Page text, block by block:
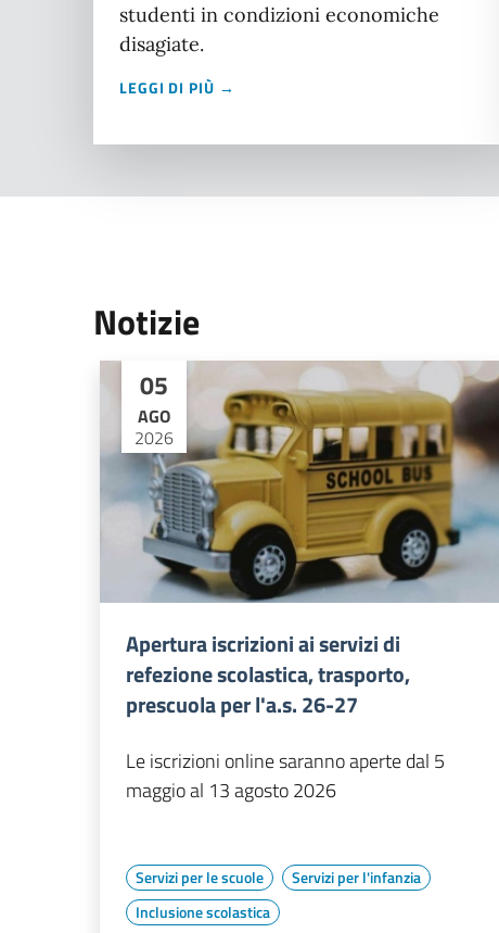
studenti in condizioni economiche
disagiate.
LEGGI DI PIÙ →
Notizie
05
AGO
2026
Apertura iscrizioni ai servizi di
refezione scolastica, trasporto,
prescuola per l'a.s. 26-27
Le iscrizioni online saranno aperte dal 5
maggio al 13 agosto 2026
Servizi per le scuole
Servizi per l'infanzia
Inclusione scolastica